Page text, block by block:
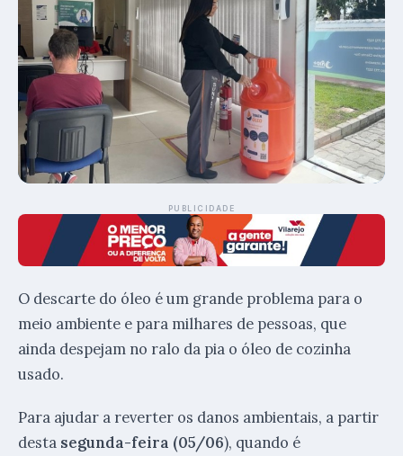
PUBLICIDADE
O descarte do óleo é um grande problema para o
meio ambiente e para milhares de pessoas, que
ainda despejam no ralo da pia o óleo de cozinha
usado.
Para ajudar a reverter os danos ambientais, a partir
desta segunda-feira (05/06), quando é